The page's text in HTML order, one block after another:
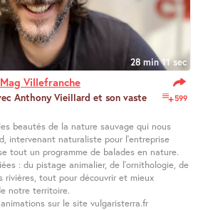
28 min 11 sec
Villefranche
599
Anthony Vieillard et son vaste
beautés de la nature sauvage qui nous
intervenant naturaliste pour l’entreprise
tout un programme de balades en nature.
: du pistage animalier, de l’ornithologie, de
rivières, tout pour découvrir et mieux
notre territoire.
animations sur le site vulgaristerra.fr